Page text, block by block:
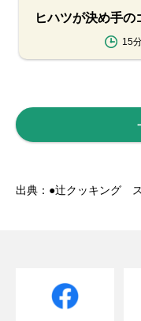
ヒハツが決め手
15
出典：●辻クッキング